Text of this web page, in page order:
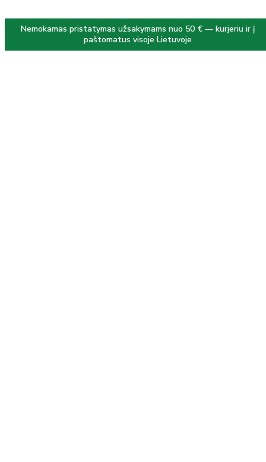
Nemokamas pristatymas užsakymams nuo 50 € — kurjeriu ir į
paštomatus visoje Lietuvoje